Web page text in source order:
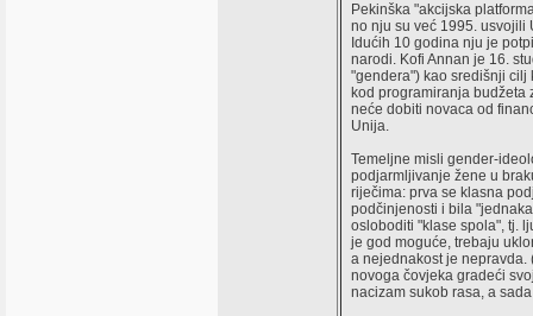
Pekinška "akcijska
no nju su već 1995. usvojili
Idućih 10 godina nju je
narodi. Kofi Annan je 16.
"gendera") kao središnji cilj
kod programiranja
neće dobiti novaca od
Unija.
Temeljne misli gender-
podjarmljivanje žene u
riječima: prva se klasna
podčinjenosti i bila
osloboditi "klase spola", tj.
je god moguće, trebaju
a nejednakost je
novoga čovjeka gradeći
nacizam sukob rasa, a